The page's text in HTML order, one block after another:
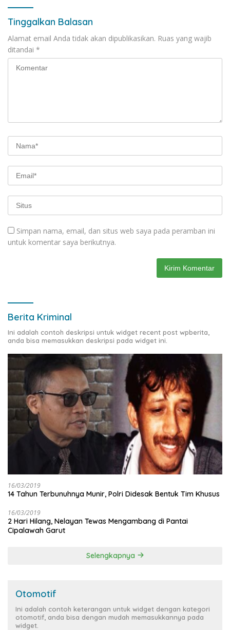
Tinggalkan Balasan
Alamat email Anda tidak akan dipublikasikan. Ruas yang wajib
ditandai *
Simpan nama, email, dan situs web saya pada peramban ini
untuk komentar saya berikutnya.
Berita Kriminal
Ini adalah contoh deskripsi untuk widget recent post wpberita,
anda bisa memasukkan deskripsi pada widget ini.
16/03/2019
14 Tahun Terbunuhnya Munir, Polri Didesak Bentuk Tim Khusus
16/03/2019
2 Hari Hilang, Nelayan Tewas Mengambang di Pantai
Cipalawah Garut
Selengkapnya
Otomotif
Ini adalah contoh keterangan untuk widget dengan kategori
otomotif, anda bisa dengan mudah memasukkannya pada
widget.